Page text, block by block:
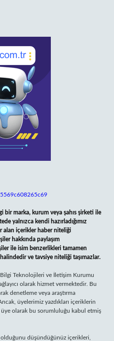
bir marka, kurum veya şahıs şirketi ile
yalnızca kendi hazırladığımız
alan içerikler haber niteliği
hakkında paylaşım
ile isim benzerlikleri tamamen
ve tavsiye niteliği taşımazlar.
Teknolojileri ve İletişim Kurumu
olarak hizmet vermektedir. Bu
denetleme veya araştırma
üyelerimiz yazdıkları içeriklerin
olarak bu sorumluluğu kabul etmiş
olduğunu düşündüğünüz içerikleri,